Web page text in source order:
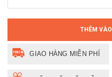
THÊM
GIAO HÀNG MIỄN PHÍ